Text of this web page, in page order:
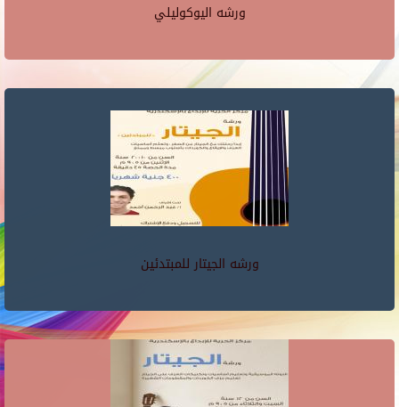
ورشه اليوكوليلي
ورشه الجيتار للمبتدئين